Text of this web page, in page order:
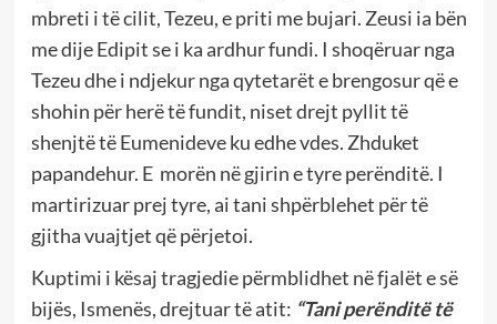
mbreti i të cilit, Tezeu, e priti me bujari. Zeusi ia bën
me dije Edipit se i ka ardhur fundi. I shoqëruar nga
Tezeu dhe i ndjekur nga qytetarët e brengosur që e
shohin për herë të fundit, niset drejt pyllit të
shenjtë të Eumenideve ku edhe vdes. Zhduket
papandehur. E morën në gjirin e tyre perënditë. I
martirizuar prej tyre, ai tani shpërblehet për të
gjitha vuajtjet që përjetoi.
Kuptimi i kësaj tragjedie përmblidhet në fjalët e së
bijës, Ismenës, drejtuar të atit: “Tani perënditë të